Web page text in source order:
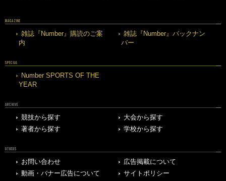
MAGAZINE
雑誌『Number』購読のご案
内
雑誌『Number』バックナン
バー
SPECIAL
Number SPORTS OF THE
YEAR
ARCHIVE
競技から探す
大会から探す
著者から探す
学校から探す
OTHERS
お問い合わせ
広告掲載について
動画・バナー広告について
サイトポリシー